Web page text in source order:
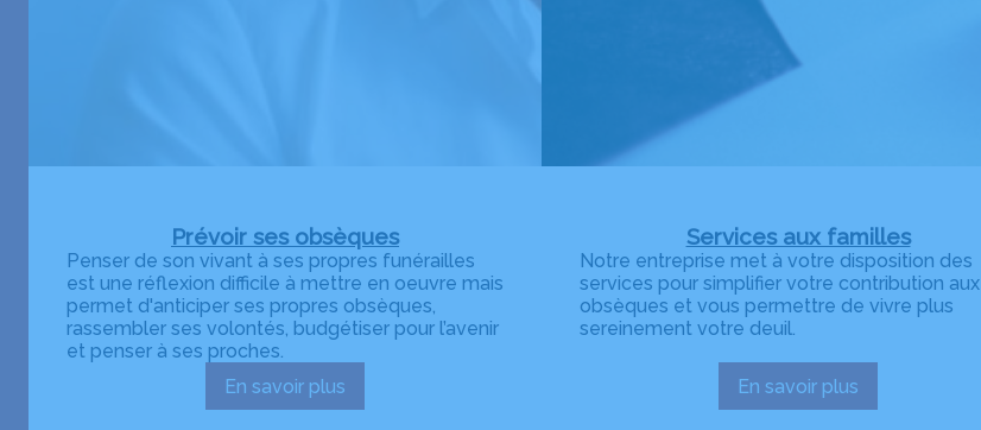
Prévoir ses obsèques
Penser de son vivant à ses propres funérailles
est une réflexion difficile à mettre en oeuvre mais
permet d'anticiper ses propres obsèques,
rassembler ses volontés, budgétiser pour l’avenir
et penser à ses proches.
En savoir plus
:
Services aux familles
Notre entreprise met à votre disposition des
services pour simplifier votre contribution aux
obsèques et vous permettre de vivre plus
sereinement votre deuil.
En savoir plus
: